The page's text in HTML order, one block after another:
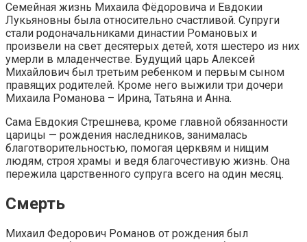
Семейная жизнь Михаила Фёдоровича и Евдокии
Лукьяновны была относительно счастливой. Супруги
стали родоначальниками династии Романовых и
произвели на свет десятерых детей, хотя шестеро из них
умерли в младенчестве. Будущий царь Алексей
Михайлович был третьим ребенком и первым сыном
правящих родителей. Кроме него выжили три дочери
Михаила Романова – Ирина, Татьяна и Анна.
Сама Евдокия Стрешнева, кроме главной обязанности
царицы — рождения наследников, занималась
благотворительностью, помогая церквям и нищим
людям, строя храмы и ведя благочестивую жизнь. Она
пережила царственного супруга всего на один месяц.
Смерть
Михаил Федорович Романов от рождения был